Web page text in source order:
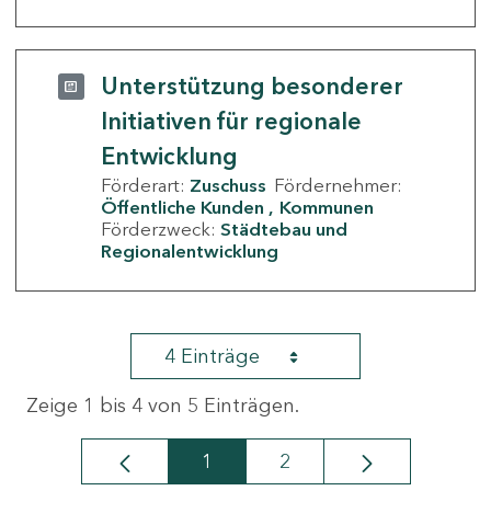
Unterstützung besonderer
Initiativen für regionale
Entwicklung
Förderart: Zuschuss Fördernehmer:
Öffentliche Kunden
Kommunen
Förderzweck: Städtebau und
Regionalentwicklung
4 Einträge
Zeige 1 bis 4 von 5 Einträgen.
Seite
1 Seite
2